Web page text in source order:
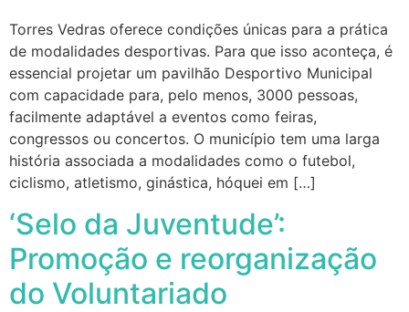
Torres Vedras oferece condições únicas para a prática
de modalidades desportivas. Para que isso aconteça, é
essencial projetar um pavilhão Desportivo Municipal
com capacidade para, pelo menos, 3000 pessoas,
facilmente adaptável a eventos como feiras,
congressos ou concertos. O município tem uma larga
história associada a modalidades como o futebol,
ciclismo, atletismo, ginástica, hóquei em […]
‘Selo da Juventude’:
Promoção e reorganização
do Voluntariado